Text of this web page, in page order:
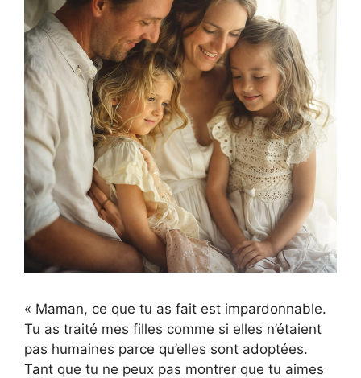
« Maman, ce que tu as fait est impardonnable.
Tu as traité mes filles comme si elles n’étaient
pas humaines parce qu’elles sont adoptées.
Tant que tu ne peux pas montrer que tu aimes